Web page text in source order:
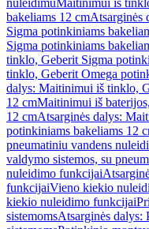
nuleidimuMaitinimui iš
bakeliams 12 cmAtsarginės
Sigma potinkiniams
Sigma potinkiniams
tinklo, Geberit Sigma
tinklo, Geberit Omega
dalys: Maitinimui iš tinklo,
12 cmMaitinimui iš
12 cmAtsarginės dalys:
potinkiniams bakeliams 12
pneumatiniu vandens
valdymo sistemos, su
nuleidimo funkcijai
funkcijaiVieno kiekio
kiekio nuleidimo funkcijai
sistemomsAtsarginės